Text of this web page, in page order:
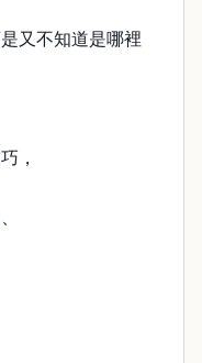
又不知道是哪裡
，